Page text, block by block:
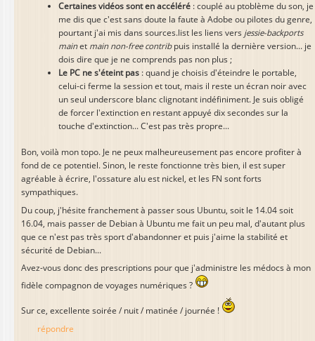
Certaines vidéos sont en accéléré : couplé au ptoblème du son, je
me dis que c'est sans doute la faute à Adobe ou pilotes du genre,
pourtant j'ai mis dans sources.list les liens vers jessie-backports
mainet main non-free contribpuis installé la dernière version... je
dois dire que je ne comprends pas non plus ;
Le PC ne s'éteint pas : quand je choisis d'éteindre le portable,
celui-ci ferme la session et tout, mais il reste un écran noir avec
un seul underscore blanc clignotant indéfiniment. Je suis obligé
de forcer l'extinction en restant appuyé dix secondes sur la
touche d'extinction... C'est pas très propre...
Bon, voilà mon topo. Je ne peux malheureusement pas encore profiter à
fond de ce potentiel. Sinon, le reste fonctionne très bien, il est super
agréable à écrire, l'ossature alu est nickel, et les FN sont forts
sympathiques.
Du coup, j'hésite franchement à passer sous Ubuntu, soit le 14.04 soit
16.04, mais passer de Debian à Ubuntu me fait un peu mal, d'autant plus
que ce n'est pas très sport d'abandonner et puis j'aime la stabilité et
sécurité de Debian...
Avez-vous donc des prescriptions pour que j'administre les médocs à mon
fidèle compagnon de voyages numériques ?
Sur ce, excellente soirée / nuit / matinée / journée !
répondre